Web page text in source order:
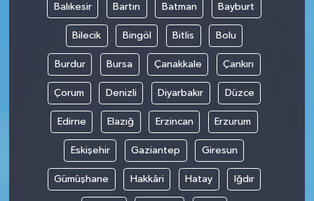
Balıkesir Bartın Batman Bayburt
Bilecik Bingöl Bitlis Bolu
Burdur Bursa Çanakkale Çankırı
Çorum Denizli Diyarbakır Düzce
Edirne Elazığ Erzincan Erzurum
Eskişehir Gaziantep Giresun
Gümüşhane Hakkâri Hatay Iğdır